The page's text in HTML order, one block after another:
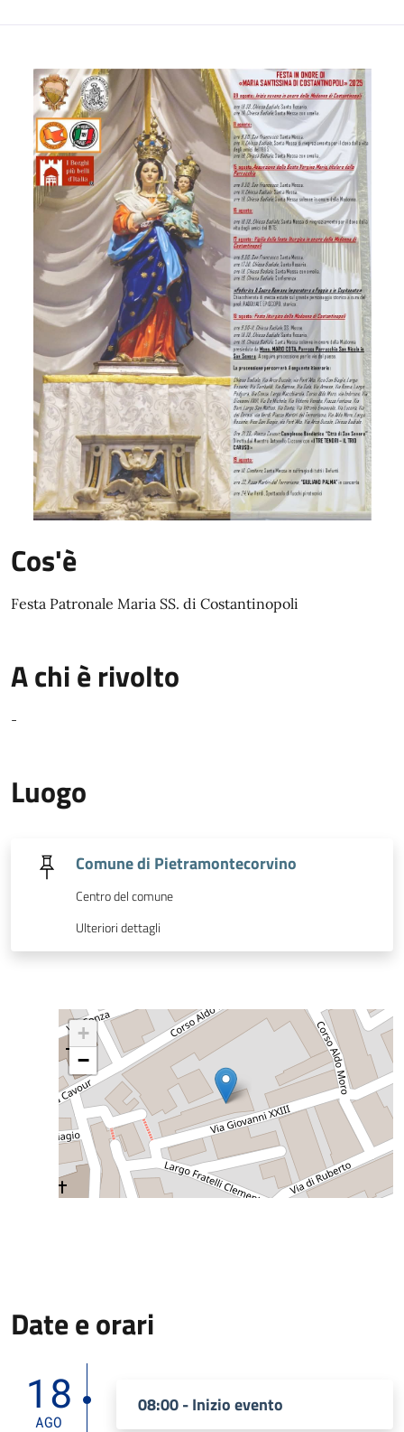
Cos'è
Festa Patronale Maria SS. di Costantinopoli
A chi è rivolto
-
Luogo
Comune di Pietramontecorvino
Centro del comune
Ulteriori dettagli
+
−
Date e orari
18
AGO
08:00 - Inizio evento